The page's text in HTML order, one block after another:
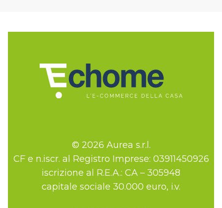
© 2026 Aurea s.r.l.
CF e n.iscr. al Registro Imprese: 03911450926
iscrizione al R.E.A.: CA – 305948
capitale sociale 30.000 euro, i.v.